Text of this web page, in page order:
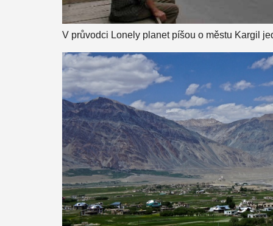
V průvodci Lonely planet píšou o městu Kargil